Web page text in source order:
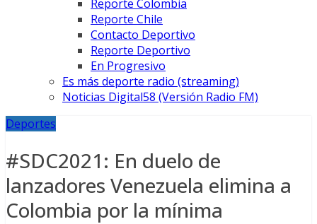
Reporte Colombia
Reporte Chile
Contacto Deportivo
Reporte Deportivo
En Progresivo
Es más deporte radio (streaming)
Noticias Digital58 (Versión Radio FM)
Deportes
#SDC2021: En duelo de
lanzadores Venezuela elimina a
Colombia por la mínima